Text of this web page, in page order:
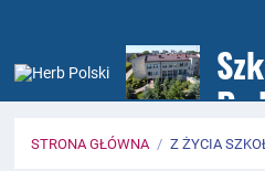
7
STRONA GŁÓWNA / Z ŻYCIA